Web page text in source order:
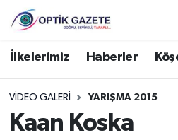
İlkelerimiz Haberler
VIDEO GALERI YARIŞMA 2015
Kaan Koska
Nöbetçi Eczaneler
Hava Durumu
İstanbul Namaz Vakitleri